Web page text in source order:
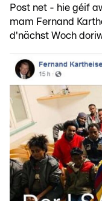
Post net - hie géif
mam Fernand
d'nächst Woch